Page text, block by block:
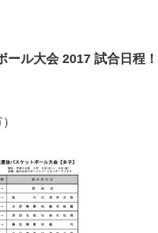
ル大会 2017 試合日程！